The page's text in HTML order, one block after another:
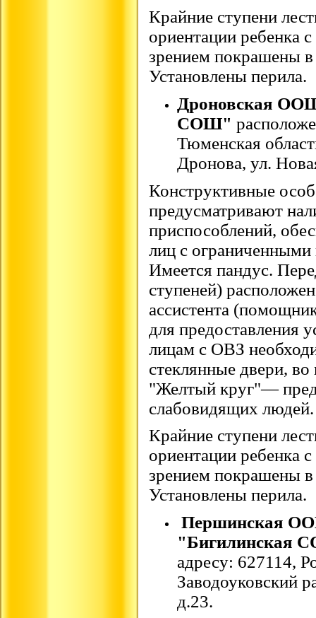
Крайние ступени
ориентации ребенка
зрением покрашены в
Установлены перила.
Дроновская
СОШ"
Тюменская
Дронова, ул.
Конструктивные
предусматривают
приспособлений,
лиц с
Имеется пандус.
ступеней)
ассистента
для предоставления
лицам с ОВЗ
стеклянные двери,
"Желтый круг"—
слабовидящих людей.
Крайние ступени
ориентации ребенка
зрением покрашены в
Установлены перила.
Першинская
"Бигилинская
адресу: 627114,
Заводоуковский
д.23.